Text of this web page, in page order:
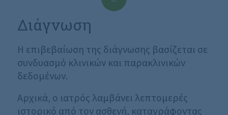
Διάγνωση
Η επιβεβαίωση της διάγνωσης βασίζεται σε
συνδυασμό κλινικών και παρακλινικών
δεδομένων.
Αρχικά, ο ιατρός λαμβάνει λεπτομερές
ιστορικό από τον ασθενή, καταγράφοντας